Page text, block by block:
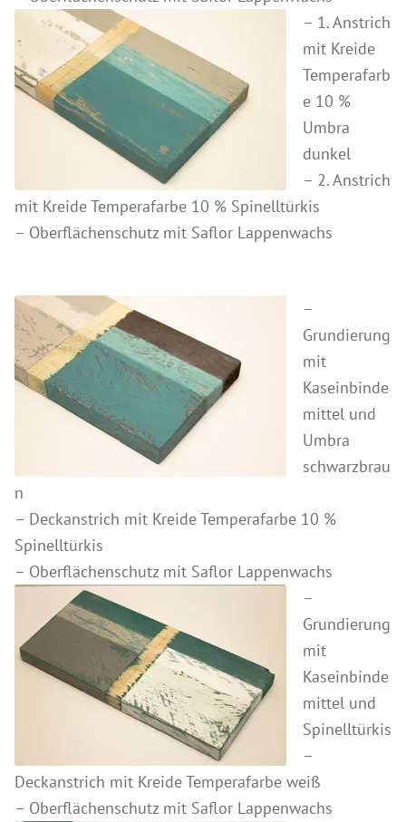
– 1. Anstrich
mit Kreide
Temperafarb
e 10 %
Umbra
dunkel
– 2. Anstrich
mit Kreide Temperafarbe 10 % Spinelltürkis
– Oberflächenschutz mit Saflor Lappenwachs
–
Grundierung
mit
Kaseinbinde
mittel und
Umbra
schwarzbrau
n
– Deckanstrich mit Kreide Temperafarbe 10 %
Spinelltürkis
– Oberflächenschutz mit Saflor Lappenwachs
–
Grundierung
mit
Kaseinbinde
mittel und
Spinelltürkis
–
Deckanstrich mit Kreide Temperafarbe weiß
– Oberflächenschutz mit Saflor Lappenwachs